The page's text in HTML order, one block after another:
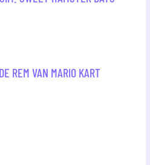
REM VAN MARIO KART